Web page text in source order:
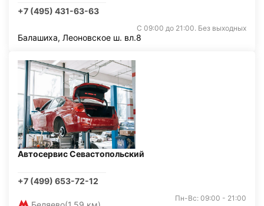
+7 (495) 431-63-63
С 09:00 до 21:00. Без выходных
Балашиха, Леоновское ш. вл.8
Автосервис Севастопольский
+7 (499) 653-72-12
Пн-Вс: 09:00 - 21:00